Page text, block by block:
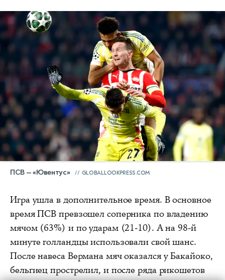
ПСВ — «Ювентус» GLOBALLOOKPRESS.COM
Игра ушла в дополнительное время. В основное
время ПСВ превзошел соперника по владению
мячом (63%) и по ударам (21-10). А на 98-й
минуте голландцы использовали свой шанс.
После навеса Вермана мяч оказался у Бакайоко,
бельгиец прострелил, и после ряда рикошетов